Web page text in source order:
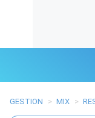
Últimas Noticias
GESTION > MIX >